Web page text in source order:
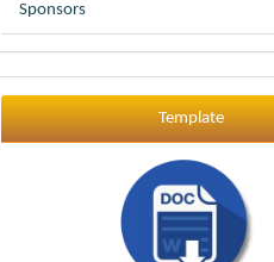
Sponsors
Template
Template